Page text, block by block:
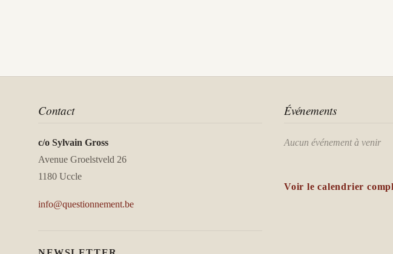
Contact
c/o Sylvain Gross
Avenue Groelstveld 26
1180 Uccle
info@questionnement.be
Événements
Aucun événement à venir
Voir le calendrier